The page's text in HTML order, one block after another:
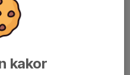
kakor